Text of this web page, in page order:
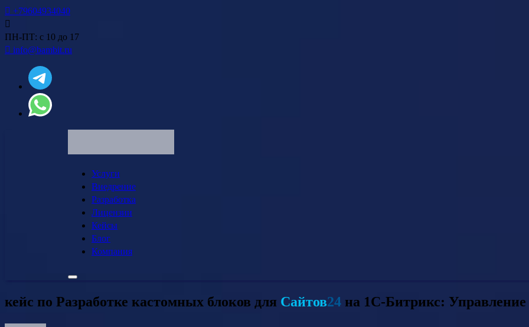
+79604934040
ПН-ПТ: с 10 до 17
info@bambit.ru
Услуги
Внедрение
Разработка
Лицензии
Кейсы
Блог
Компания
кейс по Разработке кастомных блоков для Сайтов24 на 1С-Битрикс: Управление